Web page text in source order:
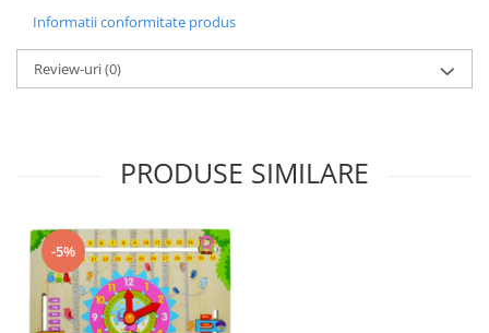
Informatii conformitate produs
Review-uri(0)
PRODUSE SIMILARE
-5%